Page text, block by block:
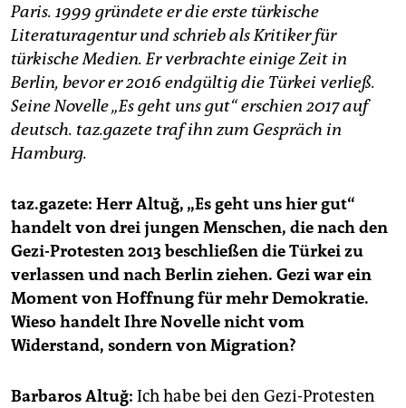
abo
genossenschaft
epaper login
Paris. 1999 gründete er die erste türkische
Literaturagentur und schrieb als Kritiker für
türkische Medien. Er verbrachte einige Zeit in
Berlin, bevor er 2016 endgültig die Türkei verließ.
Seine Novelle „Es geht uns gut“ erschien 2017 auf
deutsch. taz.gazete traf ihn zum Gespräch in
Hamburg.
taz.gazete: Herr Altuğ, „Es geht uns hier gut“
handelt von drei jungen Menschen, die nach den
Gezi-Protesten 2013 beschließen die Türkei zu
verlassen und nach Berlin ziehen. Gezi war ein
Moment von Hoffnung für mehr Demokratie.
Wieso handelt Ihre Novelle nicht vom
Widerstand, sondern von Migration?
Barbaros Altuğ: Ich habe bei den Gezi-Protesten